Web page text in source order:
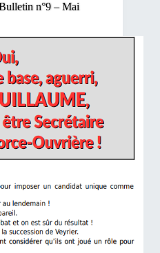
n°9 – Mai